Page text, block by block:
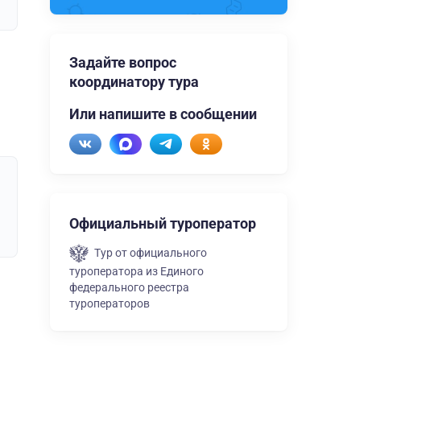
Задайте вопрос
координатору тура
Или напишите в сообщении
Официальный туроператор
Тур от официального
туроператора из Единого
федерального реестра
туроператоров